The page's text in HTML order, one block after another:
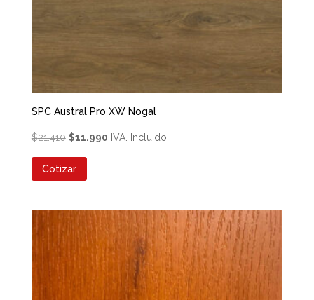
SPC Austral Pro XW Nogal
$21.410 El
original
$11.990ElIVA. Incluido
Cotizar